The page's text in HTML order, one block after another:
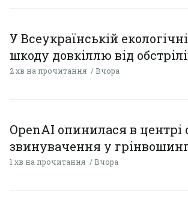
У Всеукраїнській
шкоду довкіллю від
2 хв на прочитання Вчора
OpenAI опинилася в центрі
звинувачення у
1 хв на прочитання Вчора